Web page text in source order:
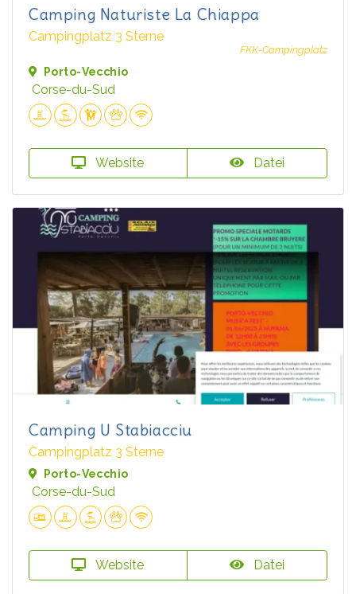
Camping Naturiste La Chiappa
Campingplatz 3 Sterne
FKK-Campingplatz
Porto-Vecchio
Corse-du-Sud
Website Datei
Camping U Stabiacciu
Campingplatz 3 Sterne
Porto-Vecchio
Corse-du-Sud
Website Datei